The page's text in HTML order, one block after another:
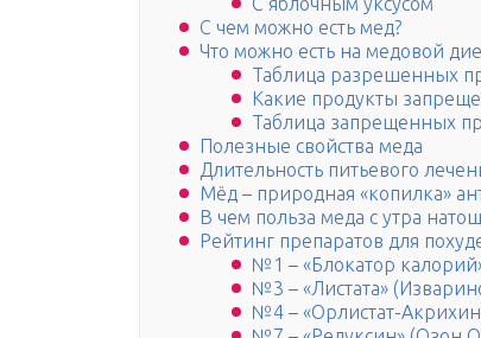
С чем можно есть мед?
Что можно есть на медовой
Таблица разрешенных
Какие продукты
Таблица запрещенных
Полезные свойства меда
Длительность питьевого
Мёд – природная «копилка»
В чем польза меда с утра
Рейтинг препаратов для
№1 – «Блокатор
№3 – «Листата»
№4 – «Орлистат-